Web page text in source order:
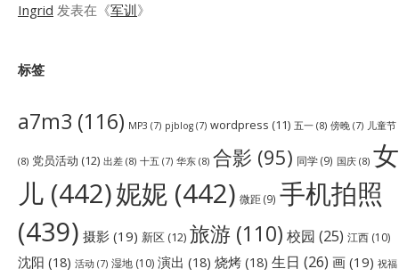
Ingrid 发表在《军训》
标签
a7m3 (116) MP3 (7) pjblog (7) wordpress (11) 五一 (8) 傍晚 (7) 儿童节
(8) 党员活动 (12) 出差 (8) 十五 (7) 华东 (8) 合影 (95) 同学(9) 国庆 (8) 女
儿 (442)妮妮 (442) 微距(9) 手机拍照
(439) 摄影 (19) 新区 (12) 旅游 (110) 校园 (25) 江西 (10)
沈阳 (18) 活动 (7) 湿地 (10) 演出 (18) 烧烤 (18) 生日 (26) 画 (19) 祝福